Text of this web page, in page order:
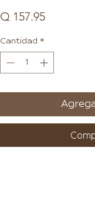
Q 157.95Precio
Cantidad *